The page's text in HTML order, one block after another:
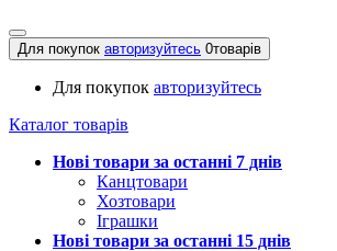
Для покупок авторизуйтесь 0товарів
Для покупок авторизуйтесь
Каталог товарів
Нові товари за останнi 7 днiв
Канцтовари
Хозтовари
Іграшки
Нові товари за останнi 15 днiв